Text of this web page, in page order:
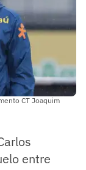
CT Joaquim
entre